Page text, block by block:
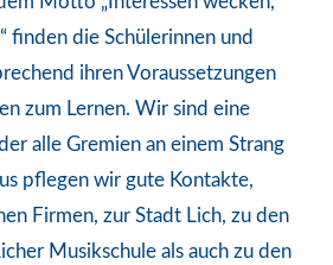
finden die Schülerinnen und
ihren Voraussetzungen
zum Lernen. Wir sind eine
alle Gremien an einem Strang
pflegen wir gute Kontakte,
Firmen, zur Stadt Lich, zu den
Musikschule als auch zu den